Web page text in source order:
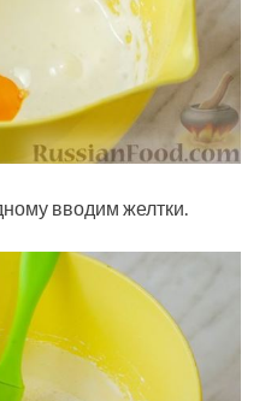
вводим желтки.